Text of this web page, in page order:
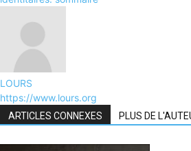
LOURS
https://www.lours.org
ARTICLES CONNEXES PLUS DE